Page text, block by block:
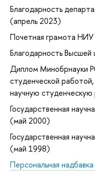
Благодарность
(апрель 2023)
Почетная грамота
Благодарность
Диплом Минобрнауки
студенческой
научную
Государственная
(май 2000)
Государственная
(май 1998)
Персональная